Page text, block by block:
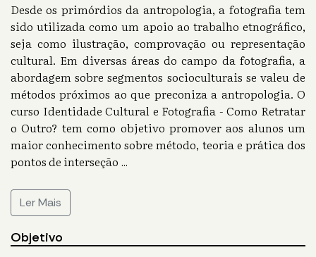
Desde os primórdios da antropologia, a fotografia tem
sido utilizada como um apoio ao trabalho etnográfico,
seja como ilustração, comprovação ou representação
cultural. Em diversas áreas do campo da fotografia, a
abordagem sobre segmentos socioculturais se valeu de
métodos próximos ao que preconiza a antropologia. O
curso Identidade Cultural e Fotografia - Como Retratar
o Outro? tem como objetivo promover aos alunos um
maior conhecimento sobre método, teoria e prática dos
pontos de interseção ...
Ler Mais
Objetivo